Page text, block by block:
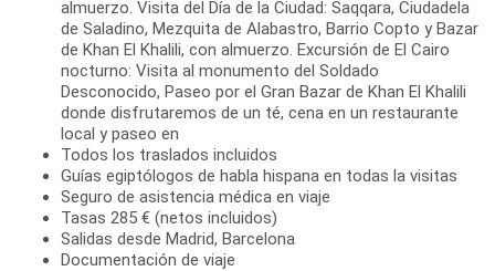
almuerzo. Visita del Día de la Ciudad: Saqqara, Ciudadela
de Saladino, Mezquita de Alabastro, Barrio Copto y Bazar
de Khan El Khalili, con almuerzo. Excursión de El Cairo
nocturno: Visita al monumento del Soldado
Desconocido, Paseo por el Gran Bazar de Khan El Khalili
donde disfrutaremos de un té, cena en un restaurante
local y paseo en
Todos los traslados incluidos
Guías egiptólogos de habla hispana en todas la visitas
Seguro de asistencia médica en viaje
Tasas 285 € (netos incluidos)
Salidas desde Madrid, Barcelona
Documentación de viaje